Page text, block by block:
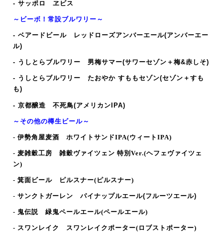
- サッポロ ヱビス
～ビーボ！常設ブルワリー～
- ベアードビール レッドローズアンバーエール(アンバーエー
ル)
- うしとらブルワリー 男梅サマー(サワーセゾン＋梅&赤しそ)
- うしとらブルワリー たおやか すももセゾン(セゾン＋すも
も)
- 京都醸造 不死鳥(アメリカンIPA)
～その他の樽生ビール～
- 伊勢角屋麦酒 ホワイトサンドIPA(ウィートIPA)
- 麦雑穀工房 雑穀ヴァイツェン 特別Ver.(ヘフェヴァイツェ
ン)
- 箕面ビール ピルスナー(ピルスナー)
- サンクトガーレン パイナップルエール(フルーツエール)
- 鬼伝説 緑鬼ペールエール(ペールエール)
- スワンレイク スワンレイクポーター(ロブストポーター)